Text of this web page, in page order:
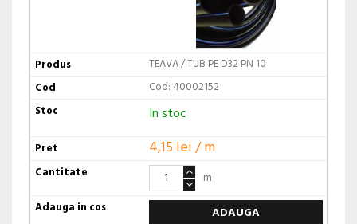
TEAVA / TUB PE D32 PN 10
Cod: 40002152
In stoc
4,15 lei / m
m
ADAUGA